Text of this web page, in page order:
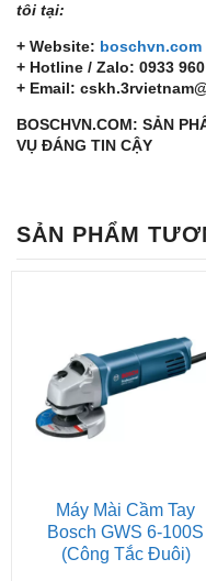
tôi tại:
+ Website: boschvn.com
+ Hotline / Zalo: 0933
+ Email:
BOSCHVN.COM: SẢN
VỤ ĐÁNG TIN CẬY
SẢN PHẨM
Máy Mài Cầm Tay
Bosch GWS 6-100S
(công Tắc Đuôi)